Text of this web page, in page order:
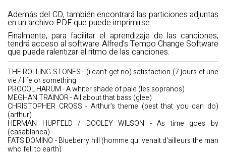
Además del CD, también encontrará las particiones adjuntas
en un archivo PDF que puede imprimirse.
Finalmente, para facilitar el aprendizaje de las canciones,
tendrá acceso al software Alfred's Tempo Change Software
que puede ralentizar el ritmo de las canciones.
THE ROLLING STONES - (i can't get no) satisfaction (7 jours et une
vie / life or something
PROCOL HARUM - A whiter shade of pale (les sopranos)
MEGHAN TRAINOR - All about that bass (glee)
CHRISTOPHER CROSS - Arthur's theme (best that you can do)
(arthur)
HERMAN HUPFELD / DOOLEY WILSON - As time goes by
(casablanca)
FATS DOMINO - Blueberry hill (homme qui venait d'ailleurs the man
who fell to earth)